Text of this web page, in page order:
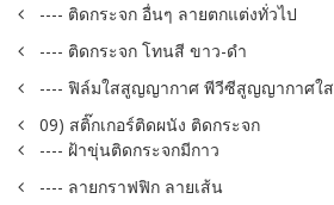
---- ติดกระจก อื่นๆ ลายตกแต่งทั่วไป
---- ติดกระจก โทนสี ขาว-ดำ
---- ฟิล์มใสสูญญากาศ พีวีซีสูญญากาศใส
09) สติ๊กเกอร์ติดผนัง ติดกระจก
---- ฝ้าขุ่นติดกระจกมีกาว
---- ลายกราฟฟิก ลายเส้น